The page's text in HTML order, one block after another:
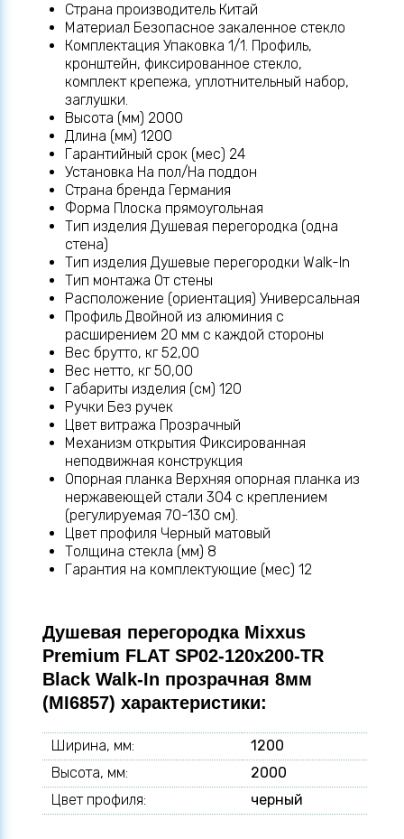
Страна производитель Китай
Материал Безопасное закаленное стекло
Комплектация Упаковка 1/1. Профиль,
кронштейн, фиксированное стекло,
комплект крепежа, уплотнительный набор,
заглушки.
Высота (мм) 2000
Длина (мм) 1200
Гарантийный срок (мес) 24
Установка На пол/На поддон
Страна бренда Германия
Форма Плоска прямоугольная
Тип изделия Душевая перегородка (одна
стена)
Тип изделия Душевые перегородки Walk-In
Тип монтажа От стены
Расположение (ориентация) Универсальная
Профиль Двойной из алюминия с
расширением 20 мм с каждой стороны
Вес брутто, кг 52,00
Вес нетто, кг 50,00
Габариты изделия (см) 120
Ручки Без ручек
Цвет витража Прозрачный
Механизм открытия Фиксированная
неподвижная конструкция
Опорная планка Верхняя опорная планка из
нержавеющей стали 304 с креплением
(регулируемая 70-130 см).
Цвет профиля Черный матовый
Толщина стекла (мм) 8
Гарантия на комплектующие (мес) 12
Душевая перегородка Mixxus
Premium FLAT SP02-120x200-TR
Black Walk-In прозрачная 8мм
(MI6857) характеристики:
Ширина, мм:
1200
Высота, мм:
2000
Цвет профиля:
черный